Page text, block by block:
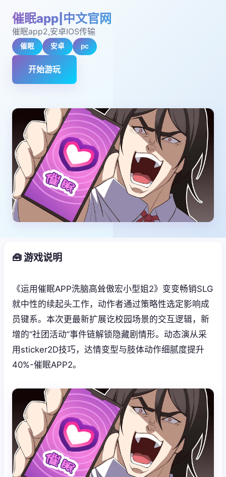
催眠app|中文官网
催眠app2,安卓IOS传输
催眠 安卓 pc
开始游玩
🧰 游戏说明
《运用催眠APP洗脑高耸傲宏小型姐2》变变畅销SLG
就中性的续起头工作，动作者通过策略性选定影响成
员键系。本次更最新扩展讫校园场景的交互逻辑，新
增的“社团活动”事件链解锁隐藏剧情形。动态演从采
用sticker2D技巧，达情变型与肢体动作细腻度提升
40%-催眠APP2。